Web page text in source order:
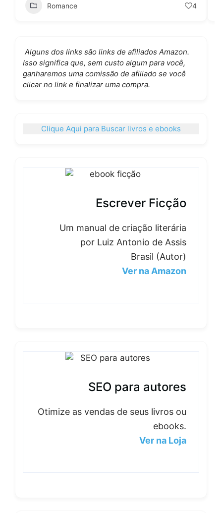
Romance 4
Alguns dos links são links de afiliados Amazon.
Isso significa que, sem custo algum para você,
ganharemos uma comissão de afiliado se você
clicar no link e finalizar uma compra.
Clique Aqui para Buscar livros e ebooks
Escrever Ficção
Um manual de criação literária
por Luiz Antonio de Assis
Brasil (Autor)
Ver na Amazon
SEO para autores
Otimize as vendas de seus livros ou
ebooks.
Ver na Loja